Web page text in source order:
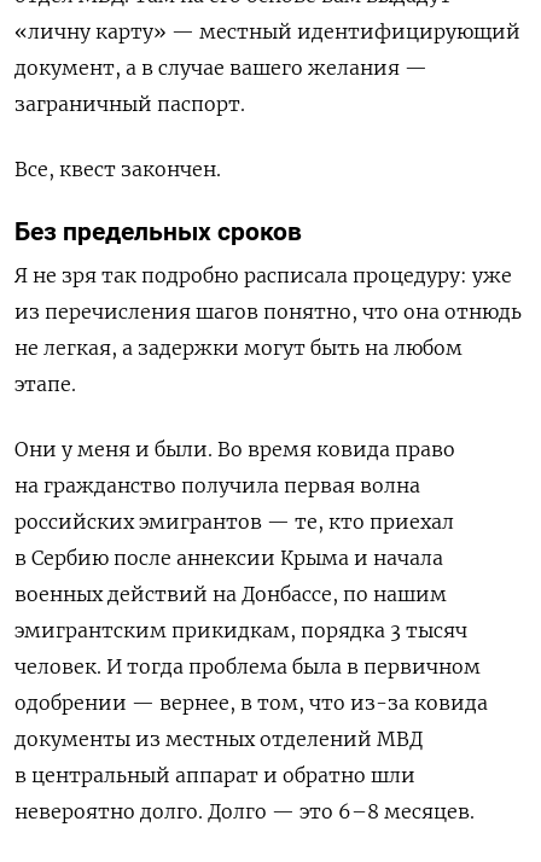
«личну карту» — местный идентифицирующий
документ, а в случае вашего желания —
заграничный паспорт.
Все, квест закончен.
Без предельных сроков
Я не зря так подробно расписала процедуру: уже
из перечисления шагов понятно, что она отнюдь
не легкая, а задержки могут быть на любом
этапе.
Они у меня и были. Во время ковида право
на гражданство получила первая волна
российских эмигрантов — те, кто приехал
в Сербию после аннексии Крыма и начала
военных действий на Донбассе, по нашим
эмигрантским прикидкам, порядка 3 тысяч
человек. И тогда проблема была в первичном
одобрении — вернее, в том, что из-за ковида
документы из местных отделений МВД
в центральный аппарат и обратно шли
невероятно долго. Долго — это 6–8 месяцев.